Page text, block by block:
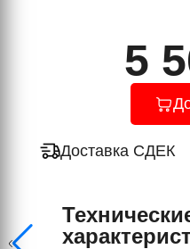
5
Доставка СДЕК